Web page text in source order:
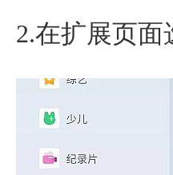
2.在扩展页